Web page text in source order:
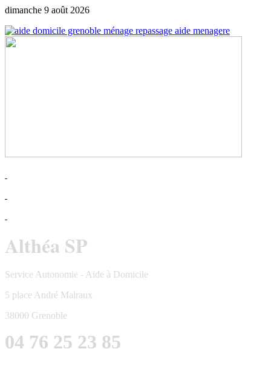
dimanche 9 août 2026
Althéa SP
Service Autonomie - Aide à Domicile
5 place André Malraux
38000 Grenoble
04 76 25 23 85